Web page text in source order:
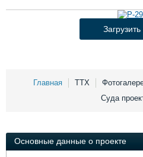
Пульс
Крюинг
Доска
Услуги
Конференции
Главная ТТХ
Суда
Основные данные о проекте